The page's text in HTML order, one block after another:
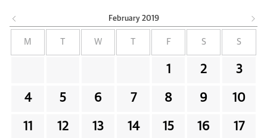
February 2019
M W F S S
1 2 3
4 5 6 7 8 9 10
11 12 13 14 15 16 17